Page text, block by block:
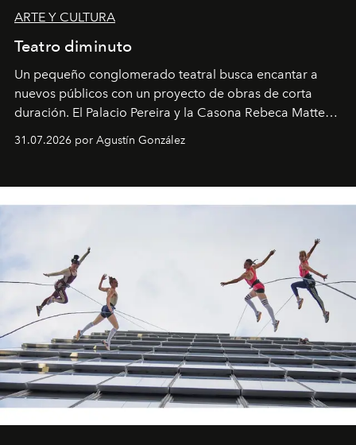
ARTE Y CULTURA
Teatro diminuto
Un pequeño conglomerado teatral busca encantar a
nuevos públicos con un proyecto de obras de corta
duración. El Palacio Pereira y la Casona Rebeca Matte
son algunos de los lugares que han albergado estas
miniobras. Sus puestas en escena son limpias; ponen el
31.07.2026 por Agustín González